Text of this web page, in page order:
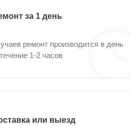
за 1 день
ремонт производится в день
1-2 часов
или выезд